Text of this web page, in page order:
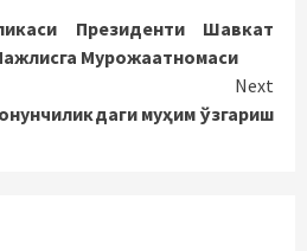
Президенти Шавкат
Мурожаатномаси
Next
муҳим ўзгариш